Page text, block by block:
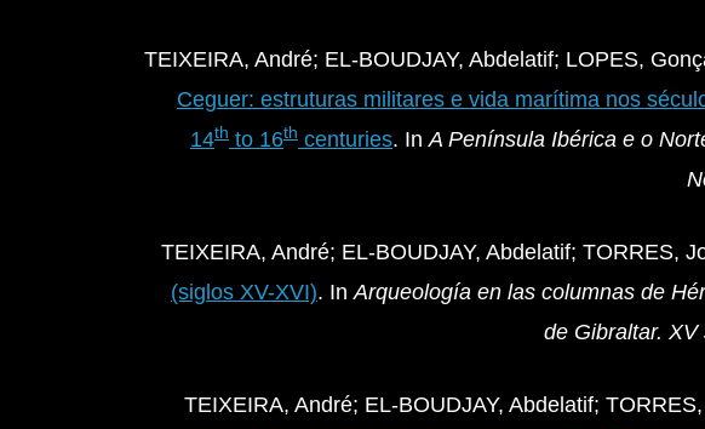
TEIXEIRA, André; EL-BOUDJAY, Abdelatif; LOPES,
Ceguer: estruturas militares e vida marítima nos
14th to 16th centuries. In A Península Ibérica e o
TEIXEIRA, André; EL-BOUDJAY, Abdelatif; TORRES,
(siglos XV-XVI). In Arqueología en las columnas de
de Gibraltar. XV
TEIXEIRA, André; EL-BOUDJAY, Abdelatif;